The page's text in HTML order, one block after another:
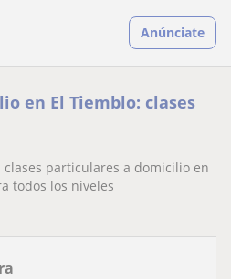
Anúnciate
en El Tiemblo: clases
particulares a domicilio en
todos los niveles